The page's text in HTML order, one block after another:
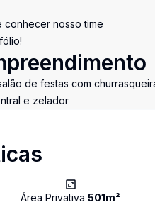
conhecer nosso time
de festas com
e zelador
Área Privativa501m²